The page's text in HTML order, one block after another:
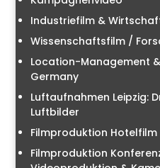
Industriefilm &
Wissenschaftsfilm /
Location-Management
Germany
Luftaufnahmen Leipzig:
Luftbilder
Filmproduktion Hotelfilm
Filmproduktion